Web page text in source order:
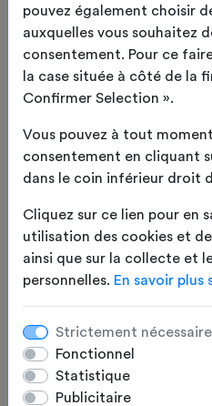
pouvez également choisir
auxquelles vous souhaitez
consentement. Pour ce
la case située à côté de la
Confirmer Selection ».
Vous pouvez à tout
consentement en cliquant
dans le coin inférieur droit
Cliquez sur ce lien pour en
utilisation des cookies et
ainsi que sur la collecte et
personnelles. En savoir plus
Strictement nécessaire
Fonctionnel
Statistique
Publicitaire
Bâche
sur